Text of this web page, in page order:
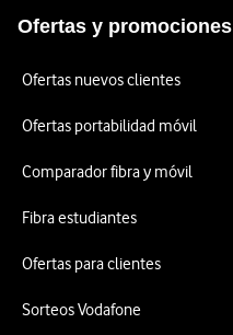
Ofertas y promociones
Ofertas nuevos clientes
Ofertas portabilidad móvil
Comparador fibra y móvil
Fibra estudiantes
Ofertas para clientes
Sorteos Vodafone